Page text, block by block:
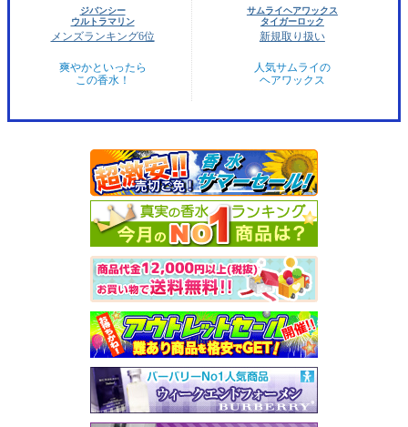
ジバンシー
ウルトラマリン
メンズランキング6位
爽やかといったら
この香水！
サムライヘアワックス
タイガーロック
新規取り扱い
人気サムライの
ヘアワックス